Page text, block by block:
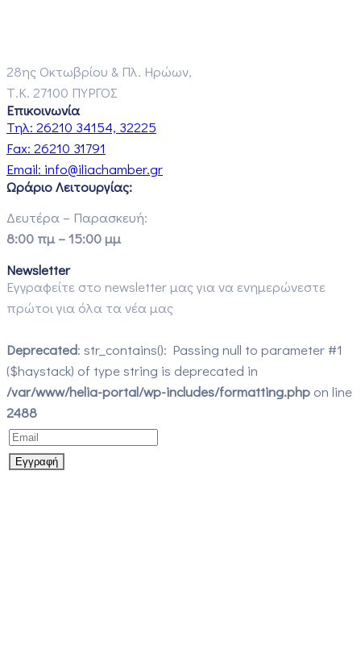
28ης Οκτωβρίου & Πλ. Ηρώων,
Τ.Κ. 27100 ΠΥΡΓΟΣ
Επικοινωνία
Τηλ: 26210 34154, 32225
Fax: 26210 31791
Email: info@iliachamber.gr
Ωράριο Λειτουργίας:
Δευτέρα – Παρασκευή:
8:00 πμ – 15:00 μμ
Newsletter
Εγγραφείτε στο newsletter μας για να ενημερώνεστε
πρώτοι για όλα τα νέα μας
Deprecated: str_contains(): Passing null to parameter #1
($haystack) of type string is deprecated in
/var/www/helia-portal/wp-includes/formatting.php on line
2488